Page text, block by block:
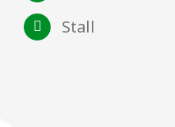
Stall